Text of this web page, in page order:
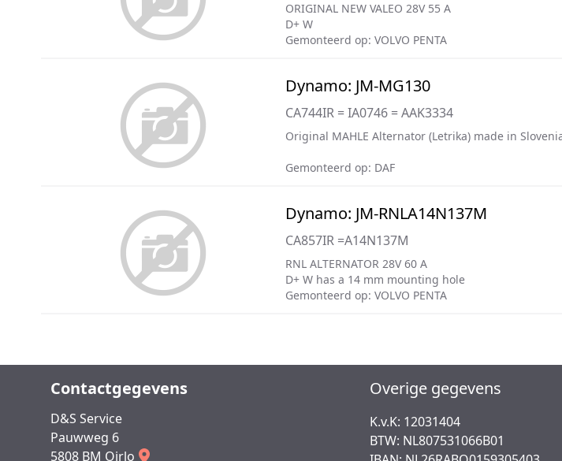
ORIGINAL NEW VALEO 28V 55 A
D+ W
Gemonteerd op: VOLVO PENTA
Dynamo: JM-MG130
CA744IR = IA0746 = AAK3334
Original MAHLE Alternator (Letrika) made in
Gemonteerd op: DAF
Dynamo: JM-RNLA14N137M
CA857IR =A14N137M
RNL ALTERNATOR 28V 60 A
D+ W has a 14 mm mounting hole
Gemonteerd op: VOLVO PENTA
Contactgegevens
D&S Service
Pauwweg 6
5808 BM Oirlo
Overige gegevens
K.v.K: 12031404
BTW: NL807531066B01